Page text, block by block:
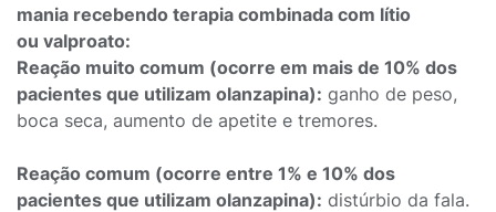
mania recebendo terapia combinada com lítio
ou valproato:
Reação muito comum (ocorre em mais de 10% dos
pacientes que utilizam olanzapina): ganho de peso,
boca seca, aumento de apetite e tremores.
Reação comum (ocorre entre 1% e 10% dos
pacientes que utilizam olanzapina): distúrbio da fala.